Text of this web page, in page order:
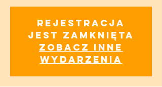
Rejestracja
jest zamknięta
Zobacz inne
wydarzenia